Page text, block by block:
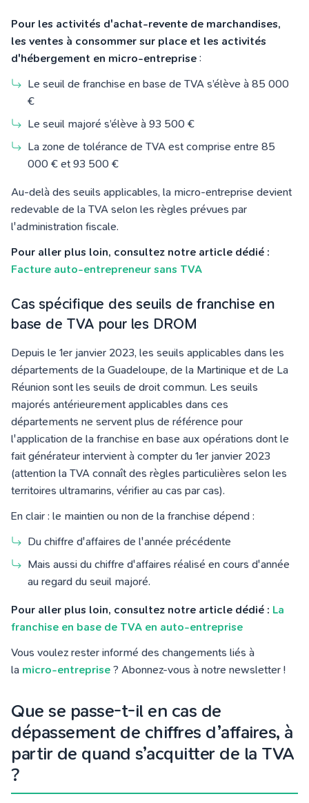
Pour les activités d'achat-revente de marchandises,
les ventes à consommer sur place et les activités
d'hébergement en micro-entreprise :
Le seuil de franchise en base de TVA s’élève à 85 000
€
Le seuil majoré s’élève à 93 500 €
La zone de tolérance de TVA est comprise entre 85
000 € et 93 500 €
Au-delà des seuils applicables, la micro-entreprise devient
redevable de la TVA selon les règles prévues par
l'administration fiscale.
Pour aller plus loin, consultez notre article dédié :
Facture auto-entrepreneur sans TVA
Cas spécifique des seuils de franchise en
base de TVA pour les DROM
Depuis le 1er janvier 2023, les seuils applicables dans les
départements de la Guadeloupe, de la Martinique et de La
Réunion sont les seuils de droit commun. Les seuils
majorés antérieurement applicables dans ces
départements ne servent plus de référence pour
l'application de la franchise en base aux opérations dont le
fait générateur intervient à compter du 1er janvier 2023
(attention la TVA connaît des règles particulières selon les
territoires ultramarins, vérifier au cas par cas).
En clair : le maintien ou non de la franchise dépend :
Du chiffre d'affaires de l'année précédente
Mais aussi du chiffre d'affaires réalisé en cours d'année
au regard du seuil majoré.
Pour aller plus loin, consultez notre article dédié : La
franchise en base de TVA en auto-entreprise
Vous voulez rester informé des changements liés à
la micro-entreprise ? Abonnez-vous à notre newsletter !
Que se passe-t-il en cas de
dépassement de chiffres d’affaires, à
partir de quand s’acquitter de la TVA
?